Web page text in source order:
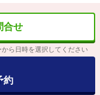
合せ
ら日時を選択してください
約